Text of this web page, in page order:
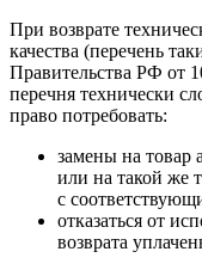
При возврате
качества (перечень
Правительства РФ от
перечня технически
право потребовать:
замены на товар
или на такой же
с
отказаться от
возврата